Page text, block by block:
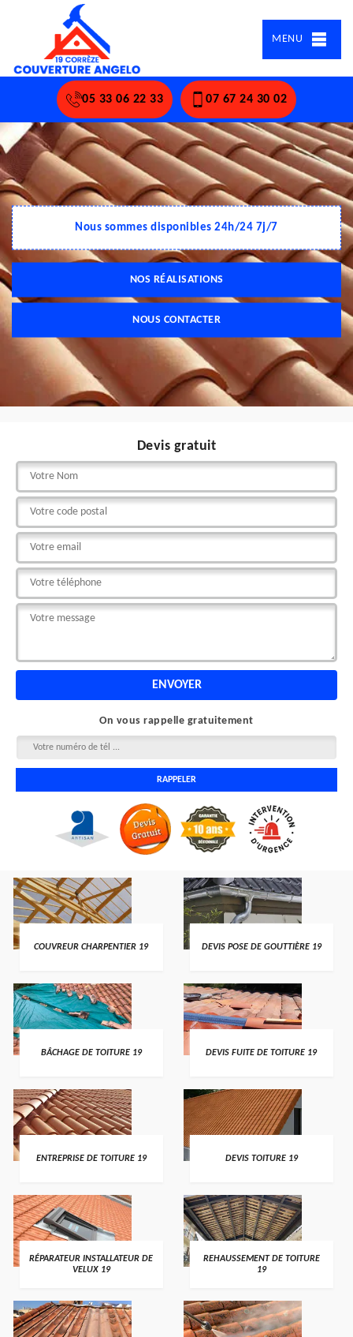
MENU
05 33 06 22 33 07 67 24 30 02
Nous sommes disponibles 24h/24 7j/7
NOS RÉALISATIONS
NOUS CONTACTER
Devis gratuit
On vous rappelle gratuitement
COUVREUR CHARPENTIER 19 DEVIS POSE DE GOUTTIÈRE 19
BÂCHAGE DE TOITURE 19 DEVIS FUITE DE TOITURE 19
ENTREPRISE DE TOITURE 19 DEVIS TOITURE 19
RÉPARATEUR INSTALLATEUR DE
VELUX 19
REHAUSSEMENT DE TOITURE
19